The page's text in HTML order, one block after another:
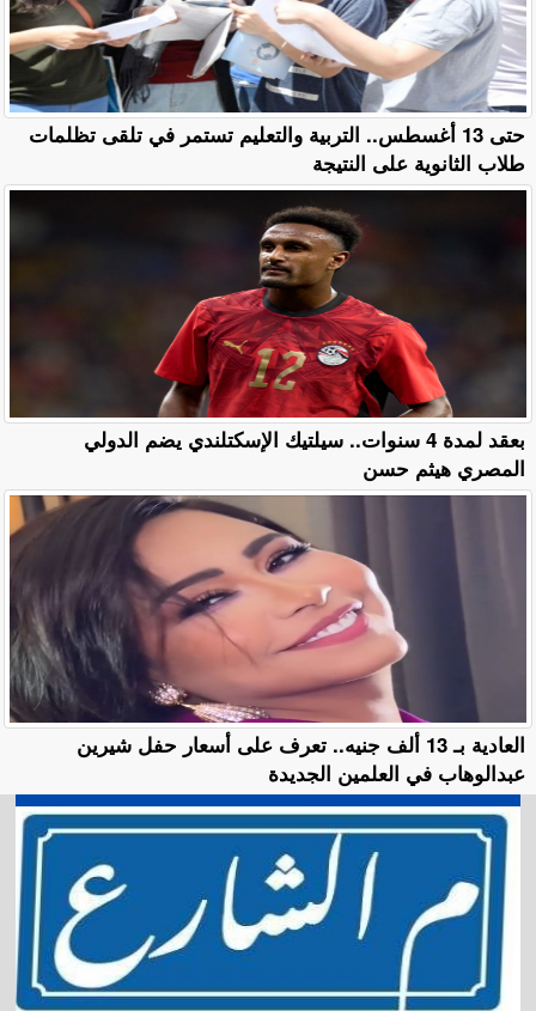
حتى 13 أغسطس.. التربية والتعليم تستمر في تلقى تظلمات
طلاب الثانوية على النتيجة
بعقد لمدة 4 سنوات.. سيلتيك الإسكتلندي يضم الدولي
المصري هيثم حسن
العادية بـ 13 ألف جنيه.. تعرف على أسعار حفل شيرين
عبدالوهاب في العلمين الجديدة